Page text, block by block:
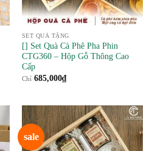
SET QUÀ TẶNG
[] Set Quà Cà Phê Pha Phin
CTG360 – Hộp Gỗ Thông Cao
Cấp
Chỉ 685,000₫
sale